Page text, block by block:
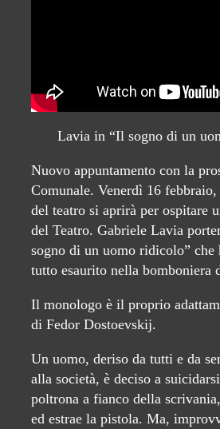
Lavia in “Il sogno di un
Nuovo appuntamento con la
Comunale. Venerdì 16
del teatro si aprirà per ospitare
del Teatro. Gabriele Lavia
sogno di un uomo ridicolo” che
tutto esaurito nella bomboniera
Il monologo è il proprio
di Fedor Dostoevskij.
Un uomo, deriso da tutti e da
alla società, è deciso a
poltrona a fianco della
ed estrae la pistola. Ma,